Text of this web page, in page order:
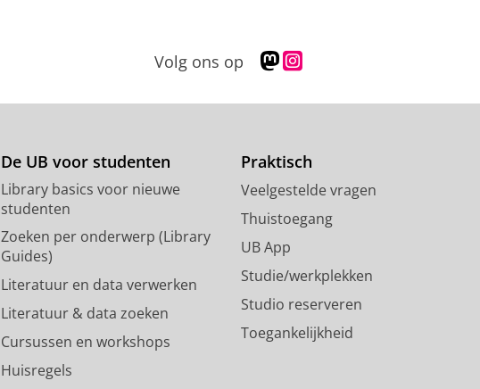
Volg ons op
M
s
d
n
p
o
f
i
e
l
s
g
r
a
m
c
c
o
u
De UB voor studenten
Library basics voor nieuwe
studenten
Zoeken per onderwerp (Library
Guides)
Literatuur en data verwerken
Literatuur & data zoeken
Cursussen en workshops
Huisregels
Praktisch
Veelgestelde vragen
Thuistoegang
UB App
Studie/werkplekken
Studio reserveren
Toegankelijkheid